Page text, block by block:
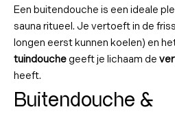
Een buitendouche is een ideale
sauna ritueel. Je vertoeft in de
longen eerst kunnen koelen) en
tuindouche geeft je lichaam de
heeft.
Buitendouche &